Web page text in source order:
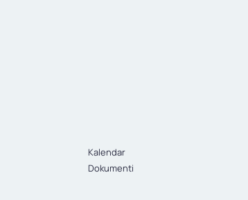
Kalendar
Dokumenti